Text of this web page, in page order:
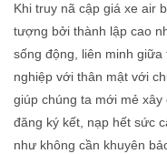
Khi truy nã cập giá xe air
tượng bởi thành lập cao
sống động, liên minh
nghiệp với thân mật với
giúp chúng ta mới mẻ
đăng ký kết, nạp hết sức
như không cần khuyên